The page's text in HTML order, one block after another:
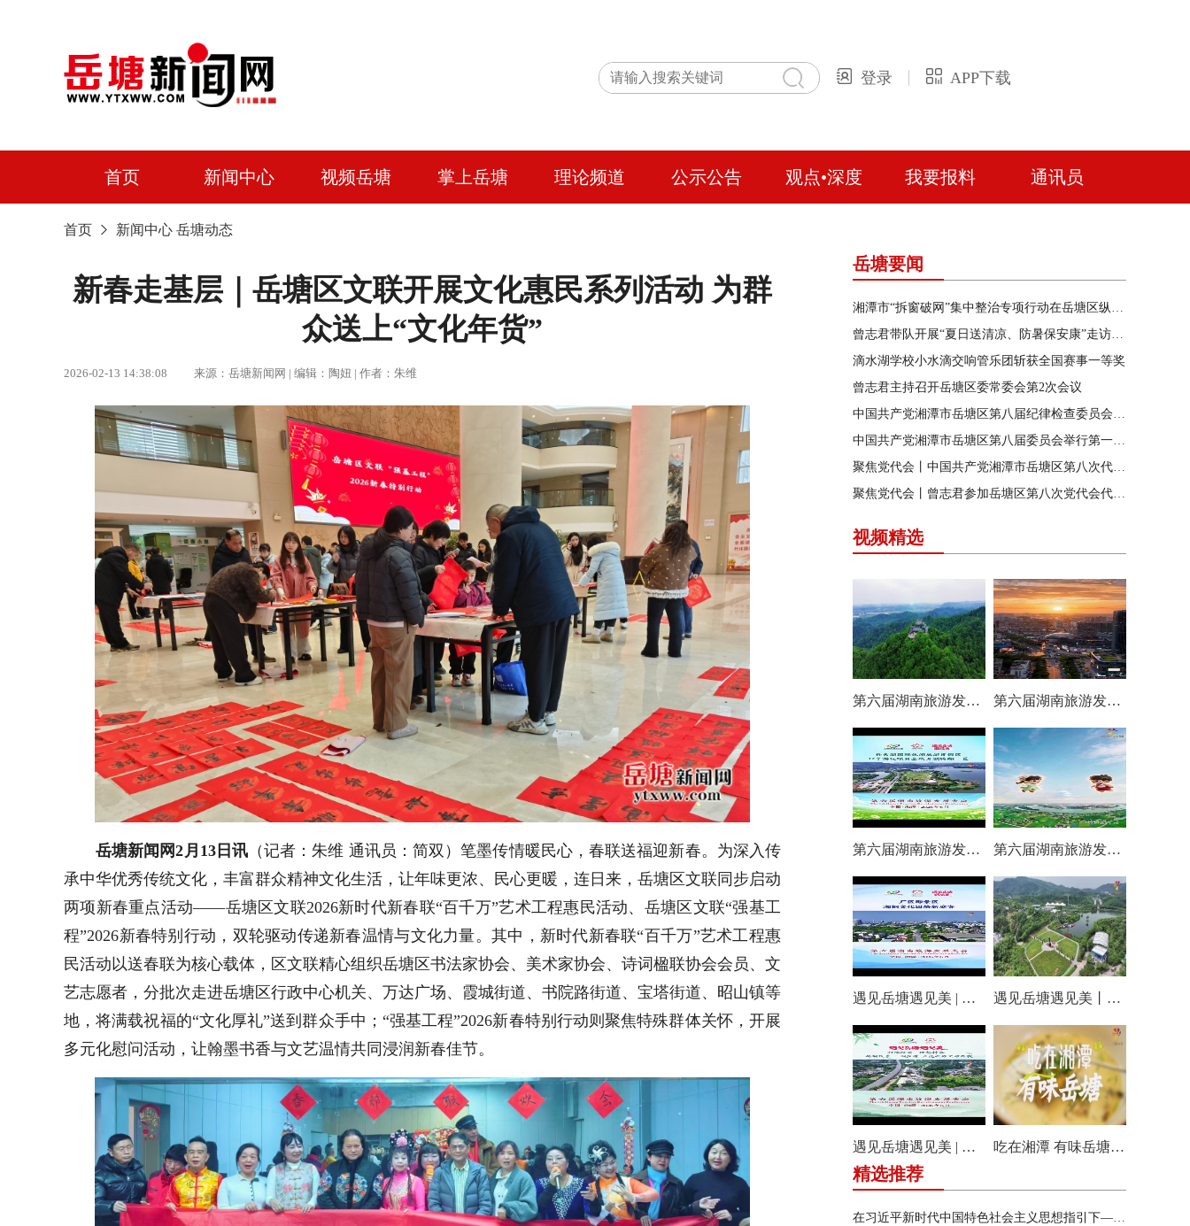
登录 APP下载
首页 新闻中心 视频岳塘 掌上岳塘 理论频道 公示公告 观点•深度 我要报料 通讯员
首页 新闻中心 岳塘动态
新春走基层｜岳塘区文联开展文化惠民系列活动 为群
众送上“文化年货”
2026-02-13 14:38:08 来源：岳塘新闻网 | 编辑：陶妞 | 作者：朱维
岳塘新闻网2月13日讯（记者：朱维 通讯员：简双）笔墨传情暖民心，春联送福迎新春。为深入传
承中华优秀传统文化，丰富群众精神文化生活，让年味更浓、民心更暖，连日来，岳塘区文联同步启动
两项新春重点活动——岳塘区文联2026新时代新春联“百千万”艺术工程惠民活动、岳塘区文联“强基工
程”2026新春特别行动，双轮驱动传递新春温情与文化力量。其中，新时代新春联“百千万”艺术工程惠
民活动以送春联为核心载体，区文联精心组织岳塘区书法家协会、美术家协会、诗词楹联协会会员、文
艺志愿者，分批次走进岳塘区行政中心机关、万达广场、霞城街道、书院路街道、宝塔街道、昭山镇等
地，将满载祝福的“文化厚礼”送到群众手中；“强基工程”2026新春特别行动则聚焦特殊群体关怀，开展
多元化慰问活动，让翰墨书香与文艺温情共同浸润新春佳节。
岳塘要闻
湘潭市“拆窗破网”集中整治专项行动在岳塘区纵深推进
曾志君带队开展“夏日送清凉、防暑保安康”走访慰问
滴水湖学校小水滴交响管乐团斩获全国赛事一等奖
曾志君主持召开岳塘区委常委会第2次会议
中国共产党湘潭市岳塘区第八届纪律检查委员会召开第一次全体会议
中国共产党湘潭市岳塘区第八届委员会举行第一次全体（扩大）会议
聚焦党代会丨中国共产党湘潭市岳塘区第八次代表大会胜利闭幕
聚焦党代会丨曾志君参加岳塘区第八次党代会代表团分团讨论
视频精选
第六届湖南旅游发展大会丨岳塘区：一村一景 一步一趣 第六届湖南旅游发展大会丨阿莲潭宝带你云游岳塘（二）
第六届湖南旅游发展大会丨仰天湖国际休闲旅游度假区17个游玩项目全线开放嗨翻一夏 第六届湖南旅游发展大会丨阿莲潭宝带你云游岳塘
遇见岳塘遇见美 | 厂区即景区，湘钢文化园焕新迎客！ 遇见岳塘遇见美丨盘龙大观园提质焕新迎八方客
遇见岳塘遇见美 | 归隐松涧·理想村落：两期筑景 一涧生香 点亮岳塘文旅新貌 吃在湘潭 有味岳塘丨云盘山下：匠心守本味 小院忆乡愁
精选推荐
在习近平新时代中国特色社会主义思想指引下——新时代 新作为 新篇章